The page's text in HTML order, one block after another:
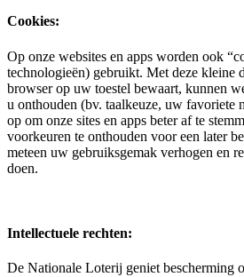
Cookies:
Op onze websites en apps worden ook
technologieën) gebruikt. Met deze kleine
browser op uw toestel bewaart, kunnen
u onthouden (bv. taalkeuze, uw favoriete
op om onze sites en apps beter af te
voorkeuren te onthouden voor een later
meteen uw gebruiksgemak verhogen en
doen.
Intellectuele rechten:
De Nationale Loterij geniet bescherming